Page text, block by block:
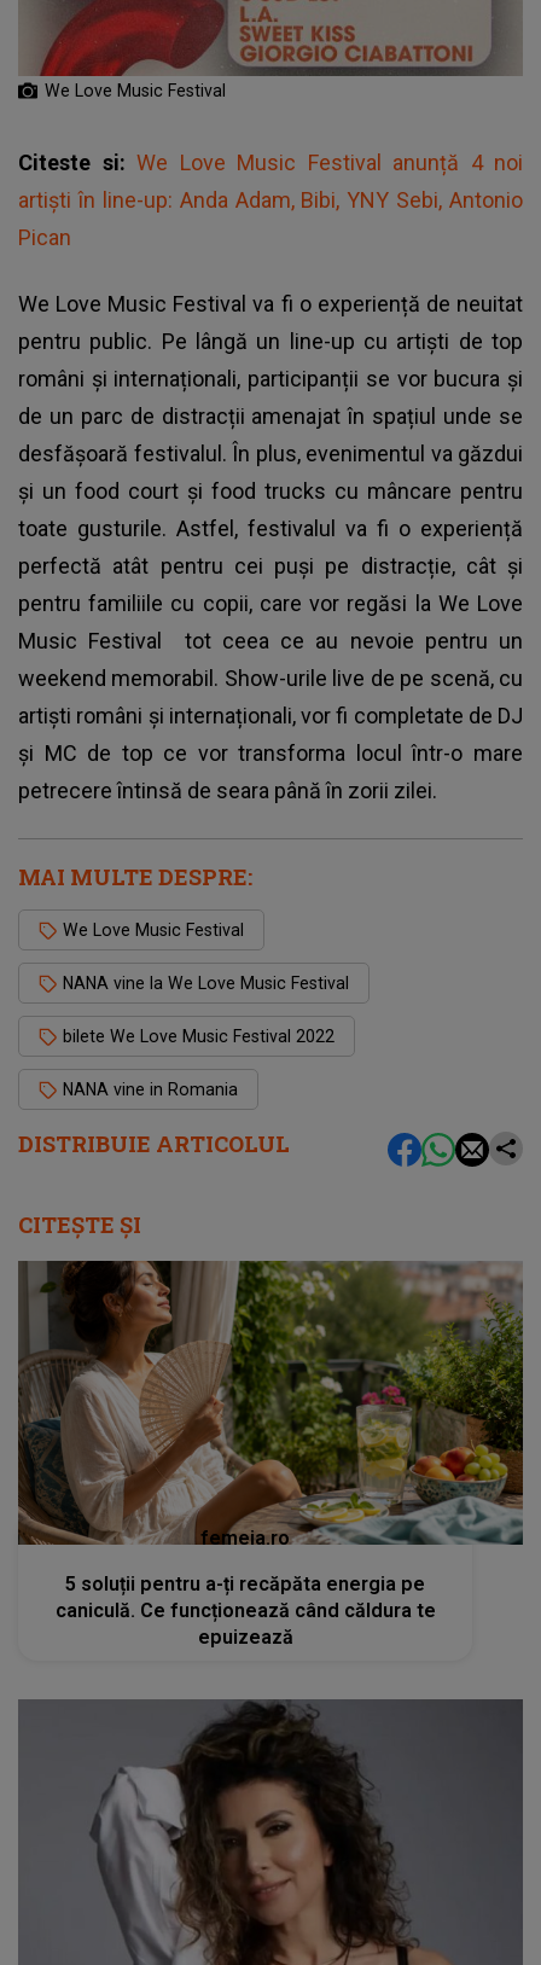
DISTRIBUIE ARTICOLUL
We Love Music Festival
Citeste si: We Love Music Festival anunță 4 noi
artiști în line-up: Anda Adam, Bibi, YNY Sebi, Antonio
Pican
We Love Music Festival va fi o experiență de neuitat
pentru public. Pe lângă un line-up cu artiști de top
români și internaționali, participanții se vor bucura și
de un parc de distracții amenajat în spațiul unde se
desfășoară festivalul. În plus, evenimentul va găzdui
și un food court și food trucks cu mâncare pentru
toate gusturile. Astfel, festivalul va fi o experiență
perfectă atât pentru cei puși pe distracție, cât și
pentru familiile cu copii, care vor regăsi la We Love
Music Festival
tot ceea ce au nevoie pentru un
weekend memorabil. Show-urile live de pe scenă, cu
artiști români și internaționali, vor fi completate de DJ
și MC de top ce vor transforma locul într-o mare
petrecere întinsă de seara până în zorii zilei.
MAI MULTE DESPRE:
We Love Music Festival
NANA vine la We Love Music Festival
bilete We Love Music Festival 2022
NANA vine in Romania
CITEȘTE ȘI
femeia.ro
5 soluții pentru a-ți recăpăta energia pe
caniculă. Ce funcționează când căldura te
epuizează